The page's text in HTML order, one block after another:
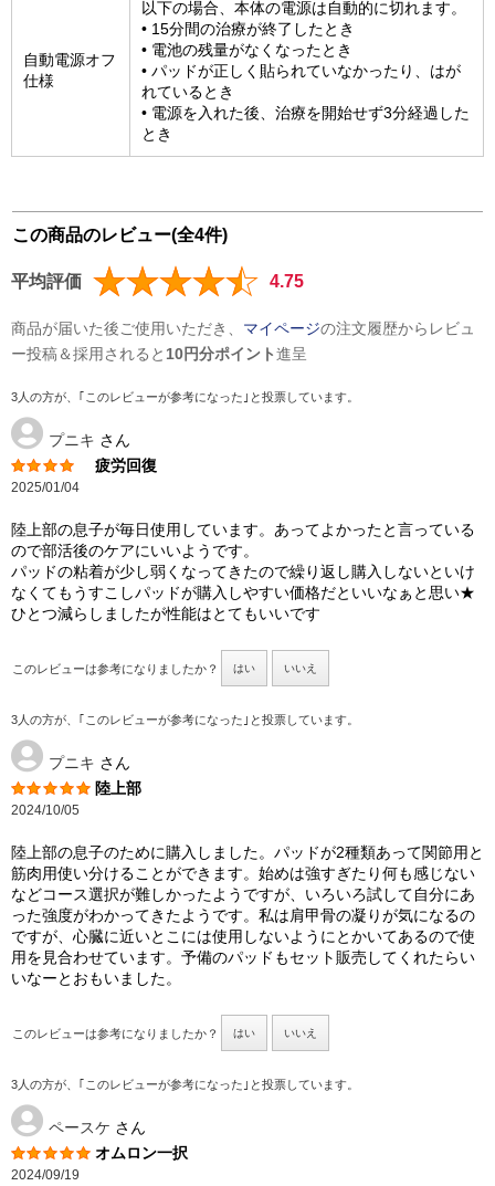
自動電源オフ
仕様
以下の場合、本体の電源は自動的に切れます。
• 15分間の治療が終了したとき
• 電池の残量がなくなったとき
• パッドが正しく貼られていなかったり、はが
れているとき
• 電源を入れた後、治療を開始せず3分経過した
とき
この商品のレビュー(全4件)
平均評価 4.75
商品が届いた後ご使用いただき、 マイページの注文履歴からレビュ
ー投稿＆採用されると 10円分ポイント進呈
3人の方が、｢このレビューが参考になった｣と投票しています。
プニキ さん
疲労回復
2025/01/04
陸上部の息子が毎日使用しています。あってよかったと言っている
ので部活後のケアにいいようです。
パッドの粘着が少し弱くなってきたので繰り返し購入しないといけ
なくてもうすこしパッドが購入しやすい価格だといいなぁと思い★
ひとつ減らしましたが性能はとてもいいです
このレビューは参考になりましたか？ はい いいえ
3人の方が、｢このレビューが参考になった｣と投票しています。
プニキ さん
陸上部
2024/10/05
陸上部の息子のために購入しました。パッドが2種類あって関節用と
筋肉用使い分けることができます。始めは強すぎたり何も感じない
などコース選択が難しかったようですが、いろいろ試して自分にあ
った強度がわかってきたようです。私は肩甲骨の凝りが気になるの
ですが、心臓に近いとこには使用しないようにとかいてあるので使
用を見合わせています。予備のパッドもセット販売してくれたらい
いなーとおもいました。
このレビューは参考になりましたか？ はい いいえ
3人の方が、｢このレビューが参考になった｣と投票しています。
ペースケ さん
オムロン一択
2024/09/19